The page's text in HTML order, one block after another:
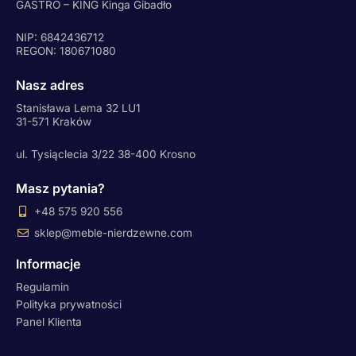
GASTRO – KING Kinga Gibadło
NIP: 6842436712
REGON: 180671080
Nasz adres
Stanisława Lema 32 LU1
31-571 Kraków
ul. Tysiąclecia 3/22 38-400 Krosno
Masz pytania?
+48 575 920 556
sklep@meble-nierdzewne.com
Informacje
Regulamin
Polityka prywatności
Panel Klienta